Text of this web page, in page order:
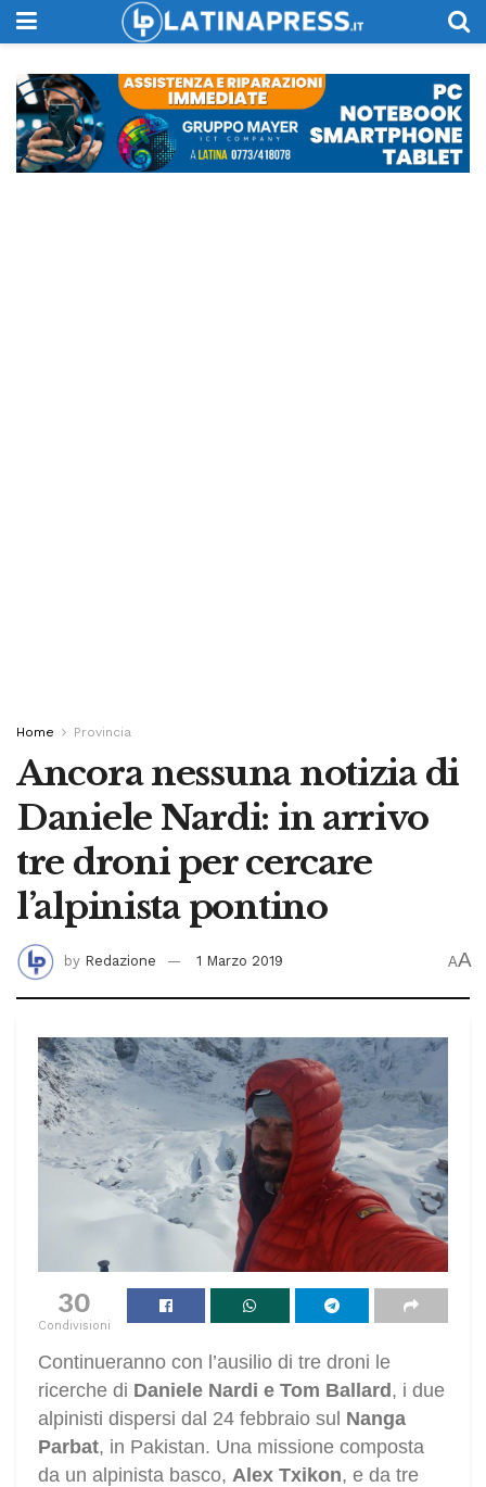
Home Provincia
Ancora nessuna notizia di
Daniele Nardi: in arrivo
tre droni per cercare
l’alpinista pontino
by Redazione 1 Marzo 2019 AA
30
Condivisioni
Continueranno con l’ausilio di tre droni le
ricerche di Daniele Nardi e Tom Ballard, i due
alpinisti dispersi dal 24 febbraio sul Nanga
Parbat, in Pakistan. Una missione composta
da un alpinista basco, Alex Txikon, e da tre